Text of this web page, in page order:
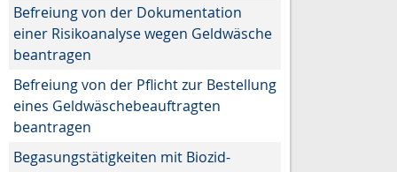
Befreiung von der Dokumentation
einer Risikoanalyse wegen Geldwäsche
beantragen
Befreiung von der Pflicht zur Bestellung
eines Geldwäschebeauftragten
beantragen
Begasungstätigkeiten mit Biozid-